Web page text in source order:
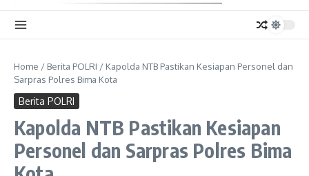
Home / Berita POLRI / Kapolda NTB Pastikan Kesiapan Personel dan
Sarpras Polres Bima Kota
Berita POLRI
Kapolda NTB Pastikan Kesiapan
Personel dan Sarpras Polres Bima